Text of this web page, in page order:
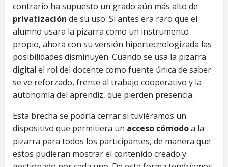
contrario ha supuesto un grado aún más alto de
privatización de su uso. Si antes era raro que el
alumno usara la pizarra como un instrumento
propio, ahora con su versión hipertecnologizada las
posibilidades disminuyen. Cuando se usa la pizarra
digital el rol del docente como fuente única de saber
se ve reforzado, frente al trabajo cooperativo y la
autonomía del aprendiz, que pierden presencia.
Esta brecha se podría cerrar si tuviéramos un
dispositivo que permitiera un acceso cómodoa la
pizarra para todos los participantes, de manera que
estos pudieran mostrar el contenido creado y